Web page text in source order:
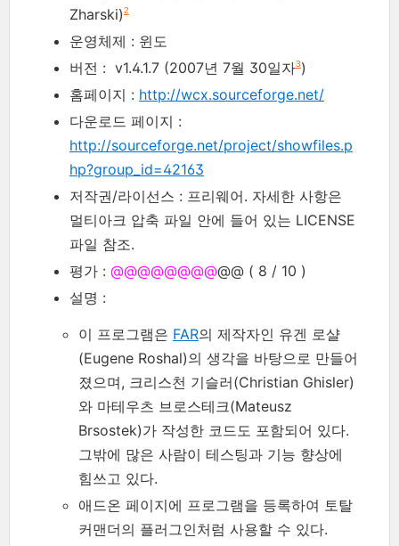
Zharski)2
운영체제 : 윈도
버전 : v1.4.1.7 (2007년 7월 30일자3)
홈페이지 : http://wcx.sourceforge.net/
다운로드 페이지 :
http://sourceforge.net/project/showfiles.p
hp?group_id=42163
저작권/라이선스 : 프리웨어. 자세한 사항은
멀티아크 압축 파일 안에 들어 있는 LICENSE
파일 참조.
평가 : @@@@@@@@@@ ( 8 / 10 )
설명 :
이 프로그램은 FAR의 제작자인 유겐 로샬
(Eugene Roshal)의 생각을 바탕으로 만들어
졌으며, 크리스천 기슬러(Christian Ghisler)
와 마테우츠 브로스테크(Mateusz
Brsostek)가 작성한 코드도 포함되어 있다.
그밖에 많은 사람이 테스팅과 기능 향상에
힘쓰고 있다.
애드온 페이지에 프로그램을 등록하여 토탈
커맨더의 플러그인처럼 사용할 수 있다.